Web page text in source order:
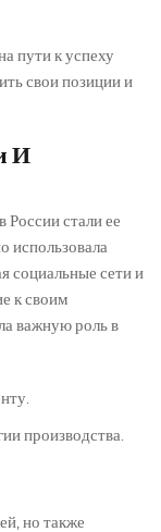
пути к успеху
свои позиции и
И
стали ее
использовала
социальные сети и
к своим
важную роль в
производства.
но также